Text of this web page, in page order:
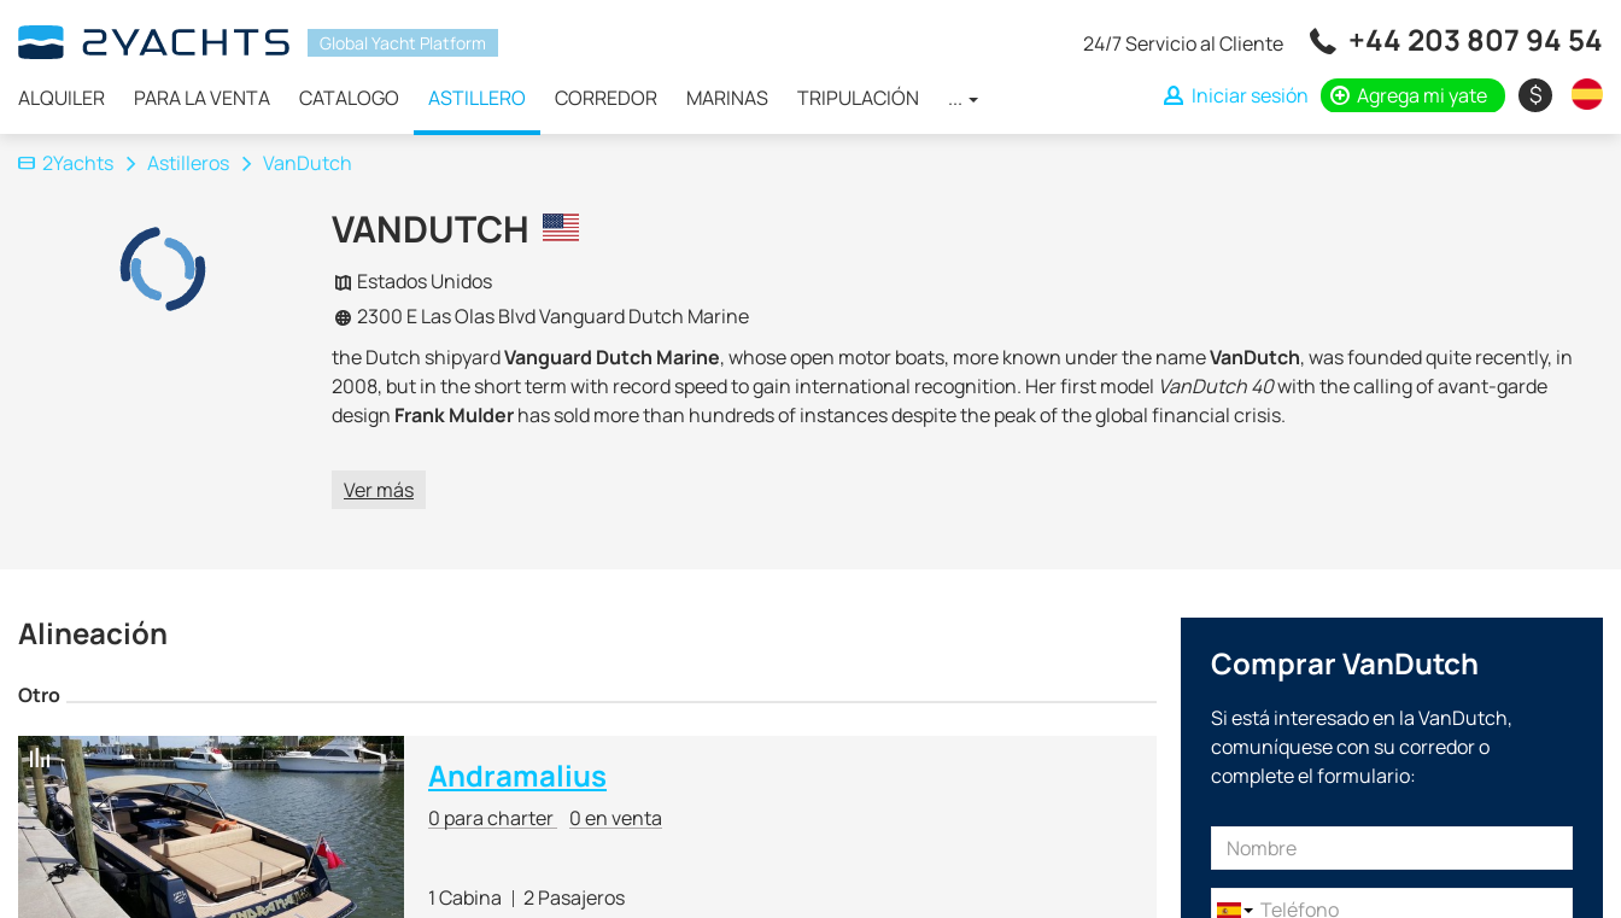
Global Yacht Platform
ALQUILER PARA LA VENTA CATALOGO ASTILLERO CORREDOR MARINAS TRIPULACIÓN ...
24/7 Servicio al Cliente +44 203 807 94 54
Iniciar sesión Agrega mi yate $
2Yachts Astilleros VanDutch
VANDUTCH
Estados Unidos
2300 E Las Olas Blvd Vanguard Dutch Marine
the Dutch shipyardVanguard Dutch Marine, whose open motor boats, more known under the nameVanDutch, was founded quite recently, in
2008, but in the short term with record speed to gain international recognition. Her first model VanDutch 40with the calling of avant-garde
design Frank Mulderhas sold more than hundreds of instances despite the peak of the global financial crisis.
December of the same year all the boats of this brand are manufactured exclusively at the factory
Since the VanDutch cruisers largely intended for seeking to emphasize their status as people, the company offers extensive customization:
severe case with a vertical stem, and expensive upholstery deck furniture can be made in different colors, and the dashboard is full of the most
modern electronics.
Ver más
Alineación
Otro
Andramalius
0 para charter 0 en venta
1 Cabina 2 Pasajeros
Comprar VanDutch
Si está interesado en la VanDutch,
comuníquese con su corredor o
complete el formulario: